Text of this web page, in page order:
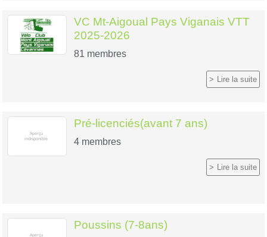
VC Mt-Aigoual Pays Viganais VTT
2025-2026
81 membres
Lire la suite
Pré-licenciés(avant 7 ans)
4 membres
Lire la suite
Poussins (7-8ans)